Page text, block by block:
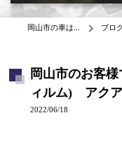
岡山市の車はnexus株式会社 ブログ(施工事
岡山市のお客
ィルム) アクア
2022/06/18